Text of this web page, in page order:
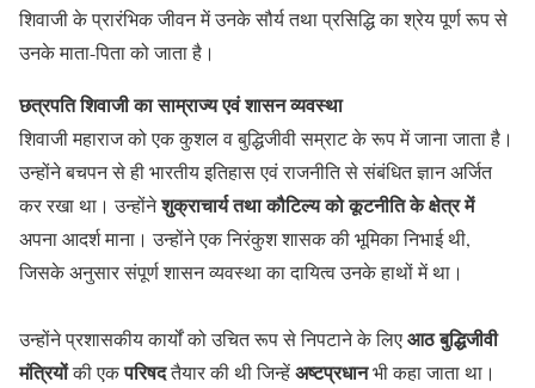
शिवाजी के प्रारंभिक जीवन में उनके सौर्य तथा प्रसिद्धि का श्रेय पूर्ण रूप से
उनके माता-पिता को जाता है।
छत्रपति शिवाजी का साम्राज्य एवं शासन व्यवस्था
शिवाजी महाराज को एक कुशल व बुद्धिजीवी सम्राट के रूप में जाना जाता है।
उन्होंने बचपन से ही भारतीय इतिहास एवं राजनीति से संबंधित ज्ञान अर्जित
कर रखा था। उन्होंनेशुक्राचार्य तथा कौटिल्य को कूटनीति के क्षेत्र में
अपना आदर्श माना। उन्होंने एक निरंकुश शासक की भूमिका निभाई थी,
जिसके अनुसार संपूर्ण शासन व्यवस्था का दायित्व उनके हाथों में था।
उन्होंने प्रशासकीय कार्यों को उचित रूप से निपटाने के लिएआठ बुद्धिजीवी
मंत्रियोंकी एकपरिषदतैयार की थी जिन्हेंअष्टप्रधानभी कहा जाता था।